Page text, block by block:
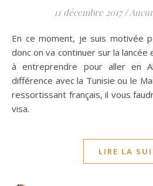
11 décembre 2017 /
En ce moment, je suis motivée pour faire plein d’articles
donc on va continuer sur la
à entreprendre pour aller en
différence avec la Tunisie ou le
ressortissant français, il vous
visa.
LIRE LA